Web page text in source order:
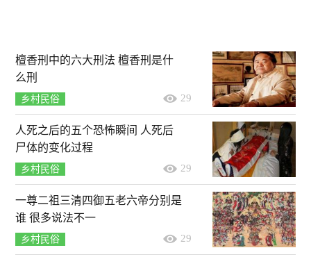
檀香刑中的六大刑法 檀香刑是什
么刑
乡村民俗 29
人死之后的五个恐怖瞬间 人死后
尸体的变化过程
乡村民俗 29
一尊二祖三清四御五老六帝分别是
谁 很多说法不一
乡村民俗 29